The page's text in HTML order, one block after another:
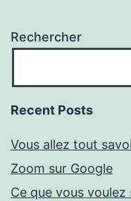
Rechercher
Recent Posts
Vous allez tout
Zoom sur Google
Ce que vous